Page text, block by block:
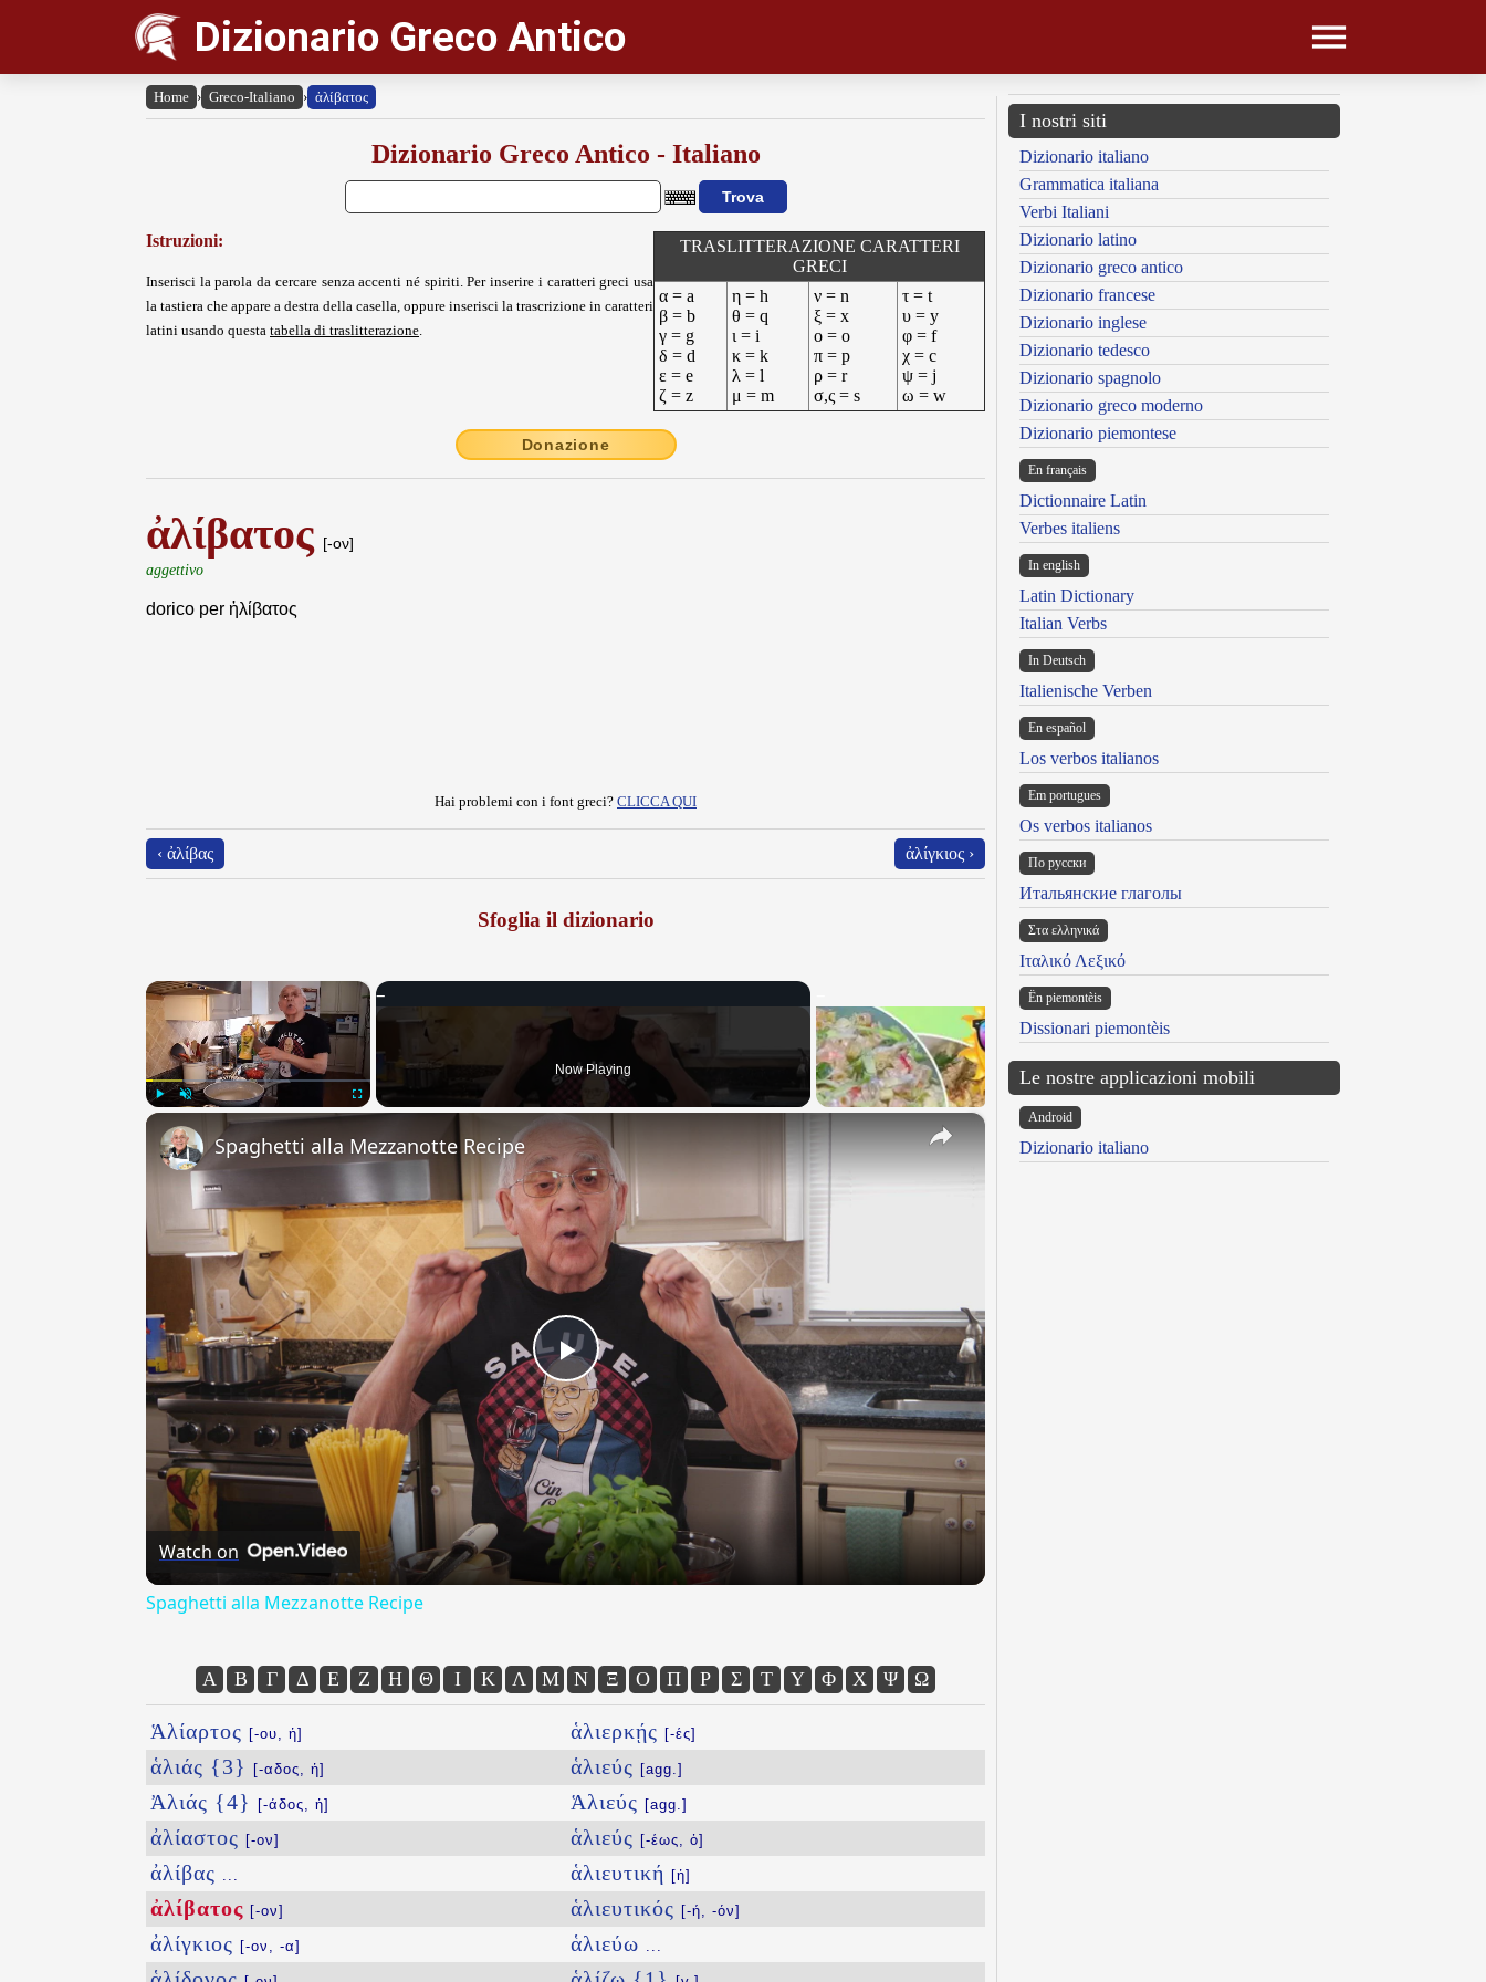
Dizionario Greco Antico
Home › Greco-Italiano › ἀλίβατος
Dizionario Greco Antico - Italiano
Istruzioni:
Inserisci la parola da cercare senza accenti né spiriti. Per inserire i caratteri greci usa
la tastiera che appare a destra della casella, oppure inserisci la trascrizione in caratteri
latini usando questa tabella di traslitterazione.
TRASLITTERAZIONE CARATTERI
GRECI
α = a
β = b
γ = g
δ = d
ε = e
ζ = z
η = h
θ = q
ι = i
κ = k
λ = l
μ = m
ν = n
ξ = x
ο = o
π = p
ρ = r
σ,ς = s
τ = t
υ = y
φ = f
χ = c
ψ = j
ω = w
Donazione
ἀλίβατος [-ον]
aggettivo
dorico per ἠλίβατος
Hai problemi con i font greci? CLICCA QUI
‹ ἀλίβας ἀλίγκιος ›
Sfoglia il dizionario
×
Fullscreen
Now Playing
×
Play
Video
Spaghetti alla Mezzanotte Recipe
Watch on
Spaghetti alla Mezzanotte Recipe
Α Β Γ Δ Ε Ζ Η Θ Ι Κ Λ Μ Ν Ξ Ο Π Ρ Σ Τ Υ Φ Χ Ψ Ω
Ἁλίαρτος [-ου, ἡ]
ἁλιάς {3} [-αδος, ἡ]
Ἀλιάς {4} [-άδος, ἡ]
ἀλίαστος [-ον]
ἀλίβας
ἀλίβατος [-ον]
ἀλίγκιος [-ον, -α]
ἁλιερκῄς [-ές]
ἁλιεύς [agg.]
Ἁλιεύς [agg.]
ἁλιεύς [-έως, ὁ]
ἁλιευτική [ἡ]
ἁλιευτικός [-ή, -όν]
ἁλιεύω
I nostri siti
Dizionario italiano
Grammatica italiana
Verbi Italiani
Dizionario latino
Dizionario greco antico
Dizionario francese
Dizionario inglese
Dizionario tedesco
Dizionario spagnolo
Dizionario greco moderno
Dizionario piemontese
En français
Dictionnaire Latin
Verbes italiens
In english
Latin Dictionary
Italian Verbs
In Deutsch
Italienische Verben
En español
Los verbos italianos
Em portugues
Os verbos italianos
По русски
Итальянские глаголы
Στα ελληνικά
Ιταλικό Λεξικό
Ën piemontèis
Dissionari piemontèis
Le nostre applicazioni mobili
Android
Dizionario italiano